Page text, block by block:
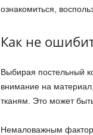
ознакомиться,
Как не
Выбирая постельный
внимание на
тканям. Это может
Немаловажным